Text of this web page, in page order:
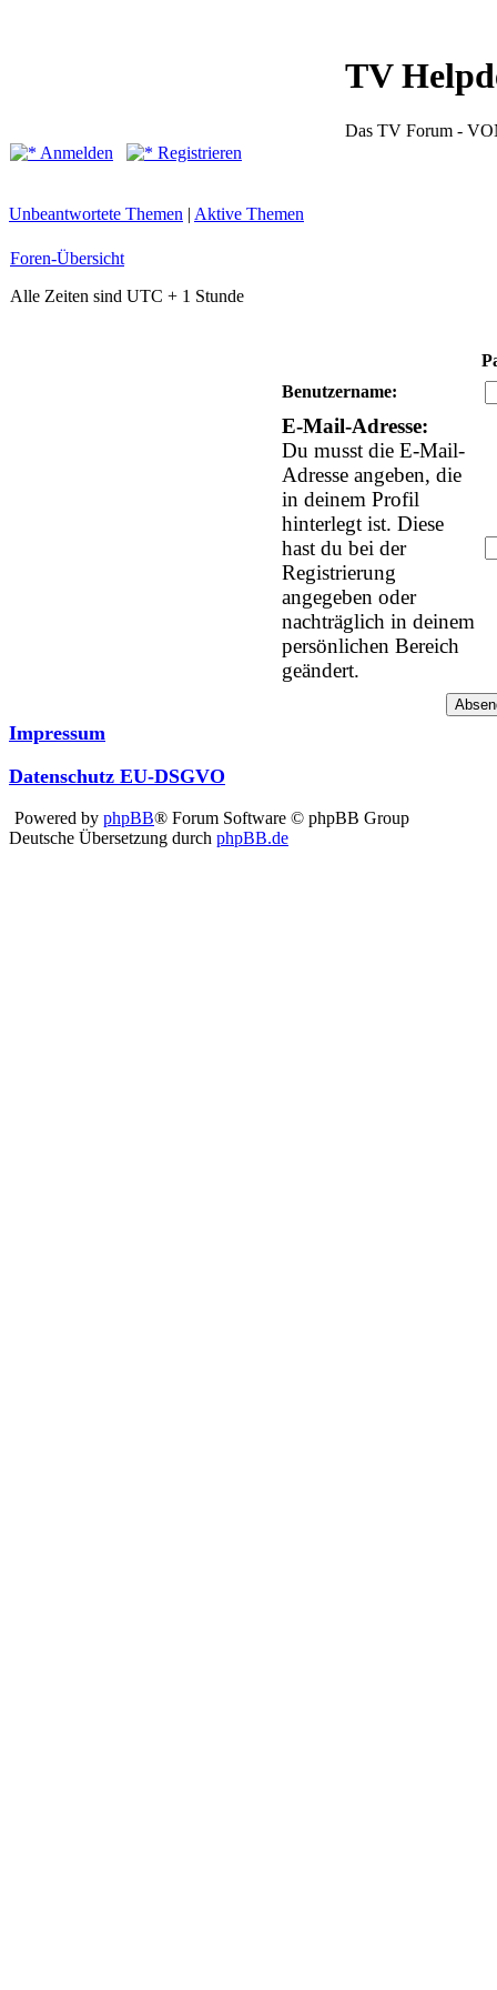
TV
Das TV Forum -
Anmelden
Registrieren
Unbeantwortete Themen | Aktive Themen
Foren-Übersicht
Alle Zeiten sind UTC + 1 Stunde
Benutzername:
E-Mail-Adresse:
Du musst die E-Mail-
Adresse angeben, die
in deinem Profil
hinterlegt ist. Diese
hast du bei der
Registrierung
angegeben oder
nachträglich in deinem
persönlichen Bereich
geändert.
Impressum
Datenschutz EU-DSGVO
Powered by phpBB® Forum Software © phpBB Group
Deutsche Übersetzung durch phpBB.de